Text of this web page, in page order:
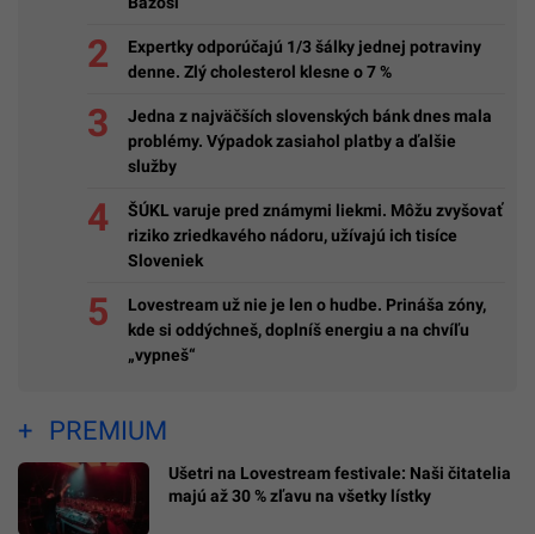
Expertky odporúčajú 1/3 šálky jednej potraviny
denne. Zlý cholesterol klesne o 7 %
Jedna z najväčších slovenských bánk dnes mala
problémy. Výpadok zasiahol platby a ďalšie
služby
ŠÚKL varuje pred známymi liekmi. Môžu zvyšovať
riziko zriedkavého nádoru, užívajú ich tisíce
Sloveniek
Lovestream už nie je len o hudbe. Prináša zóny,
kde si oddýchneš, doplníš energiu a na chvíľu
„vypneš“
PREMIUM
Ušetri na Lovestream festivale: Naši čitatelia
majú až 30 % zľavu na všetky lístky